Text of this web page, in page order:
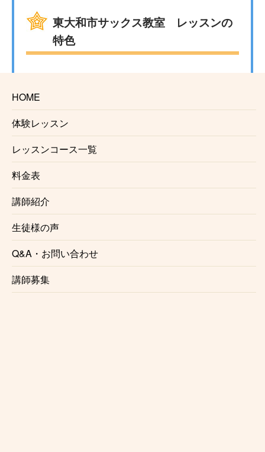
HOME
体験レッスン
レッスンコース一覧
料金表
講師紹介
生徒様の声
Q&A・お問い合わせ
講師募集
東大和市サックス教室 レッスンの
特色
生徒様にお支払い頂くのは月々のレッスン料金のみと
なっております。
入会金、固定教材費、施設利用料などはかかりませ
ん。
☆信頼のおける講師
東大和市サックス教室で講師を務めるのは、演奏家と
しても講師としても確かな実力、経験を持ったプロサ
クソフォニストです。正しい奏法をわかりやすくレッ
スンいたします。
☆自由に選べるレッスン時間
月1回からの自由予約制で、曜日、時間を固定する必